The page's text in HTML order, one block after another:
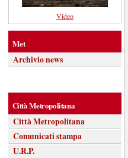
Video
Met
Archivio news
Città Metropolitana
Città Metropolitana
Comunicati stampa
U.R.P.